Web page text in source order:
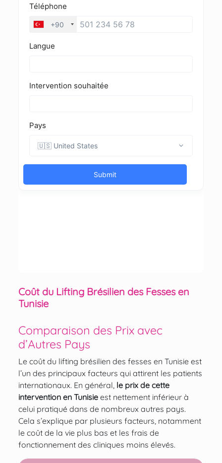
Coût du Lifting Brésilien des Fesses en
Tunisie
Comparaison des Prix avec
d’Autres Pays
Le coût du lifting brésilien des fesses en Tunisie est
l’un des principaux facteurs qui attirent les patients
internationaux. En général, le prix de cette
intervention en Tunisieest nettement inférieur à
celui pratiqué dans de nombreux autres pays.
Cela s’explique par plusieurs facteurs, notamment
le coût de la vie plus bas et les frais de
fonctionnement des cliniques moins élevés.